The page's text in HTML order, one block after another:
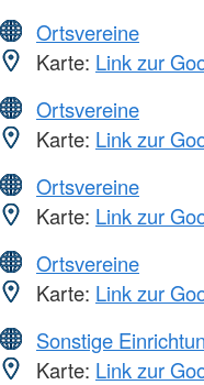
Ortsvereine
Karte: Link zur
Ortsvereine
Karte: Link zur
Ortsvereine
Karte: Link zur
Ortsvereine
Karte: Link zur
Sonstige
Karte: Link zur